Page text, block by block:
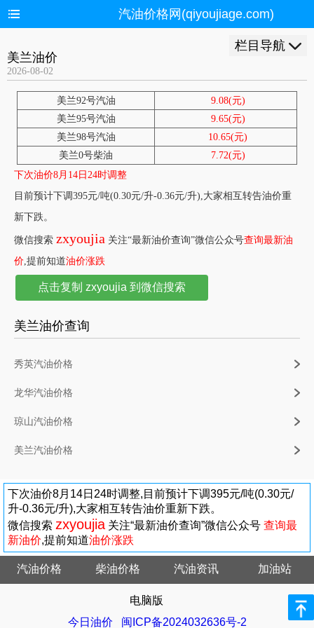
汽油价格网(qiyoujiage.com)
栏目导航
美兰油价
2026-08-02
美兰92号汽油
9.08(元)
美兰95号汽油
9.65(元)
美兰98号汽油
10.65(元)
美兰0号柴油
7.72(元)
下次油价8月14日24时调整
目前预计下调395元/吨(0.30元/升-0.36元/升),大家相互转告油价重
新下跌。
微信搜索 zxyoujia 关注“最新油价查询”微信公众号查询最新油
价,提前知道油价涨跌
点击复制 zxyoujia 到微信搜索
美兰油价查询
秀英汽油价格
龙华汽油价格
琼山汽油价格
美兰汽油价格
下次油价8月14日24时调整,目前预计下调395元/吨(0.30元/
升-0.36元/升),大家相互转告油价重新下跌。
微信搜索 zxyoujia 关注“最新油价查询”微信公众号 查询最
新油价,提前知道油价涨跌
汽油价格 柴油价格 汽油资讯 加油站
电脑版
今日油价
闽ICP备2024032636号-2